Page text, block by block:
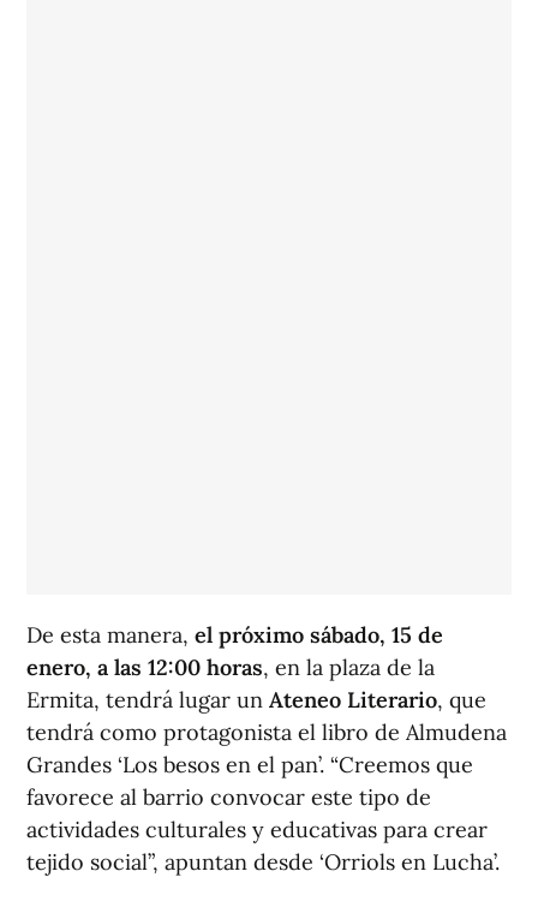
De esta manera, el próximo sábado, 15 de
enero, a las 12:00 horas, en la plaza de la
Ermita, tendrá lugar un Ateneo Literario, que
tendrá como protagonista el libro de Almudena
Grandes ‘Los besos en el pan’. “Creemos que
favorece al barrio convocar este tipo de
actividades culturales y educativas para crear
tejido social”, apuntan desde ‘Orriols en Lucha’.